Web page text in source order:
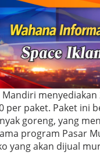
per paket. Paket ini
goreng, yang
program Pasar
yang akan dijual